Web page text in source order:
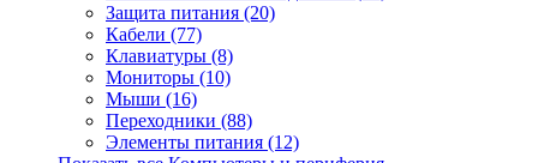
Защита питания (20)
Кабели (77)
Клавиатуры (8)
Мониторы (10)
Мыши (16)
Переходники (88)
Элементы питания (12)